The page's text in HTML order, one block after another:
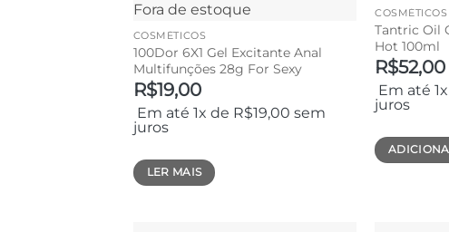
Fora de estoque
COSMÉTICOS
100Dor 6X1 Gel Excitante Anal
Multifunções 28g For Sexy
R$19,00
Em até 1x de R$19,00 sem
juros
LER MAIS
COSMÉTICOS
Tantric Oil
Hot 100ml
R$52,00
Em até
juros